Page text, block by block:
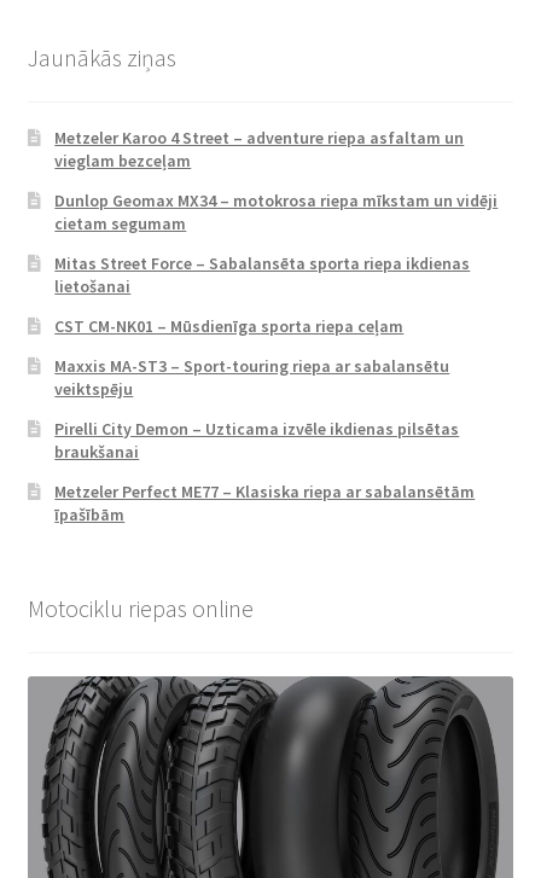
Jaunākās ziņas
Metzeler Karoo 4 Street – adventure riepa asfaltam un
vieglam bezceļam
Dunlop Geomax MX34 – motokrosa riepa mīkstam un vidēji
cietam segumam
Mitas Street Force – Sabalansēta sporta riepa ikdienas
lietošanai
CST CM-NK01 – Mūsdienīga sporta riepa ceļam
Maxxis MA-ST3 – Sport-touring riepa ar sabalansētu
veiktspēju
Pirelli City Demon – Uzticama izvēle ikdienas pilsētas
braukšanai
Metzeler Perfect ME77 – Klasiska riepa ar sabalansētām
īpašībām
Motociklu riepas online